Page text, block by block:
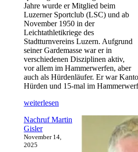
Jahre wurde er Mitglied beim
Luzerner Sportclub (LSC) und ab
November 1950 in der
Leichtathletikriege des
Stadtturnvereins Luzern. Aufgrund
seiner Gardemasse war er in
verschiedenen Disziplinen aktiv,
vor allem im Hammerwerfen, aber
auch als Hürdenläufer. Er war
Hürden und 15-mal im
„Nachruf
Hagmann“
weiterlesen
Nachruf Martin
Gisler
November 14,
2025